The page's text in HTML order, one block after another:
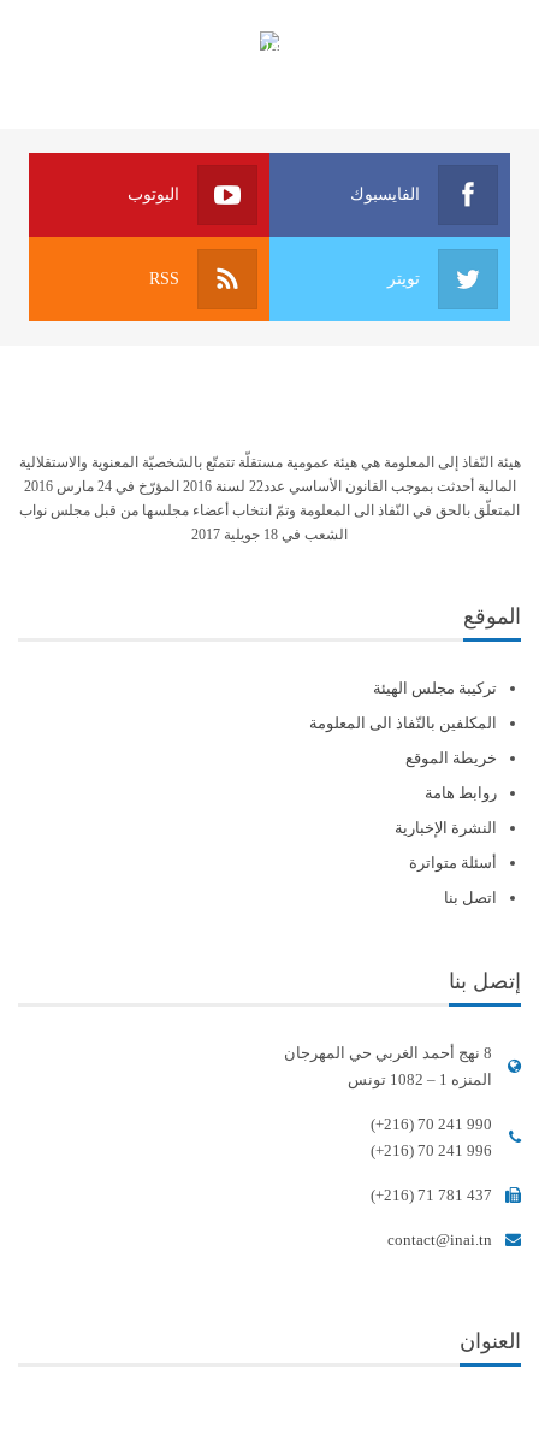
الهياكل الخاضعة لقانون النفاذ إلى المعلومة
الفايسبوك اليوتوب
تويتر RSS
هيئة النّفاذ إلى المعلومة هي هيئة عمومية مستقلّة تتمتّع بالشخصيّة المعنوية والاستقلالية
المالية أحدثت بموجب القانون الأساسي عدد22 لسنة 2016 المؤرّخ في 24 مارس 2016
المتعلّق بالحق في النّفاذ الى المعلومة وتمّ انتخاب أعضاء مجلسها من قبل مجلس نواب
الشعب في 18 جويلية 2017
الموقع
تركيبة مجلس الهيئة
المكلفين بالنّفاذ الى المعلومة
خريطة الموقع
روابط هامة
النشرة الإخبارية
أسئلة متواترة
اتصل بنا
إتصل بنا
8 نهج أحمد الغربي حي المهرجان
المنزه 1 – 1082 تونس
(+216) 70 241 990
(+216) 70 241 996
(+216) 71 781 437
contact@inai.tn
العنوان